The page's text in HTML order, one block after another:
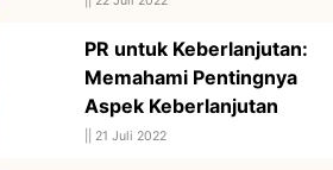
PR untuk Keberlanjutan:
Memahami Pentingnya
Aspek Keberlanjutan
21 Juli 2022